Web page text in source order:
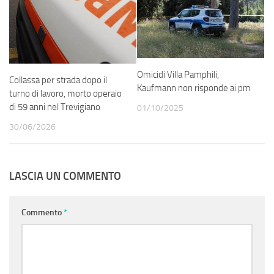
Collassa per strada dopo il
turno di lavoro, morto operaio
di 59 anni nel Trevigiano
30/06/2026
Omicidi Villa Pamphili,
Kaufmann non risponde ai pm
01/10/2025
LASCIA UN COMMENTO
Commento*